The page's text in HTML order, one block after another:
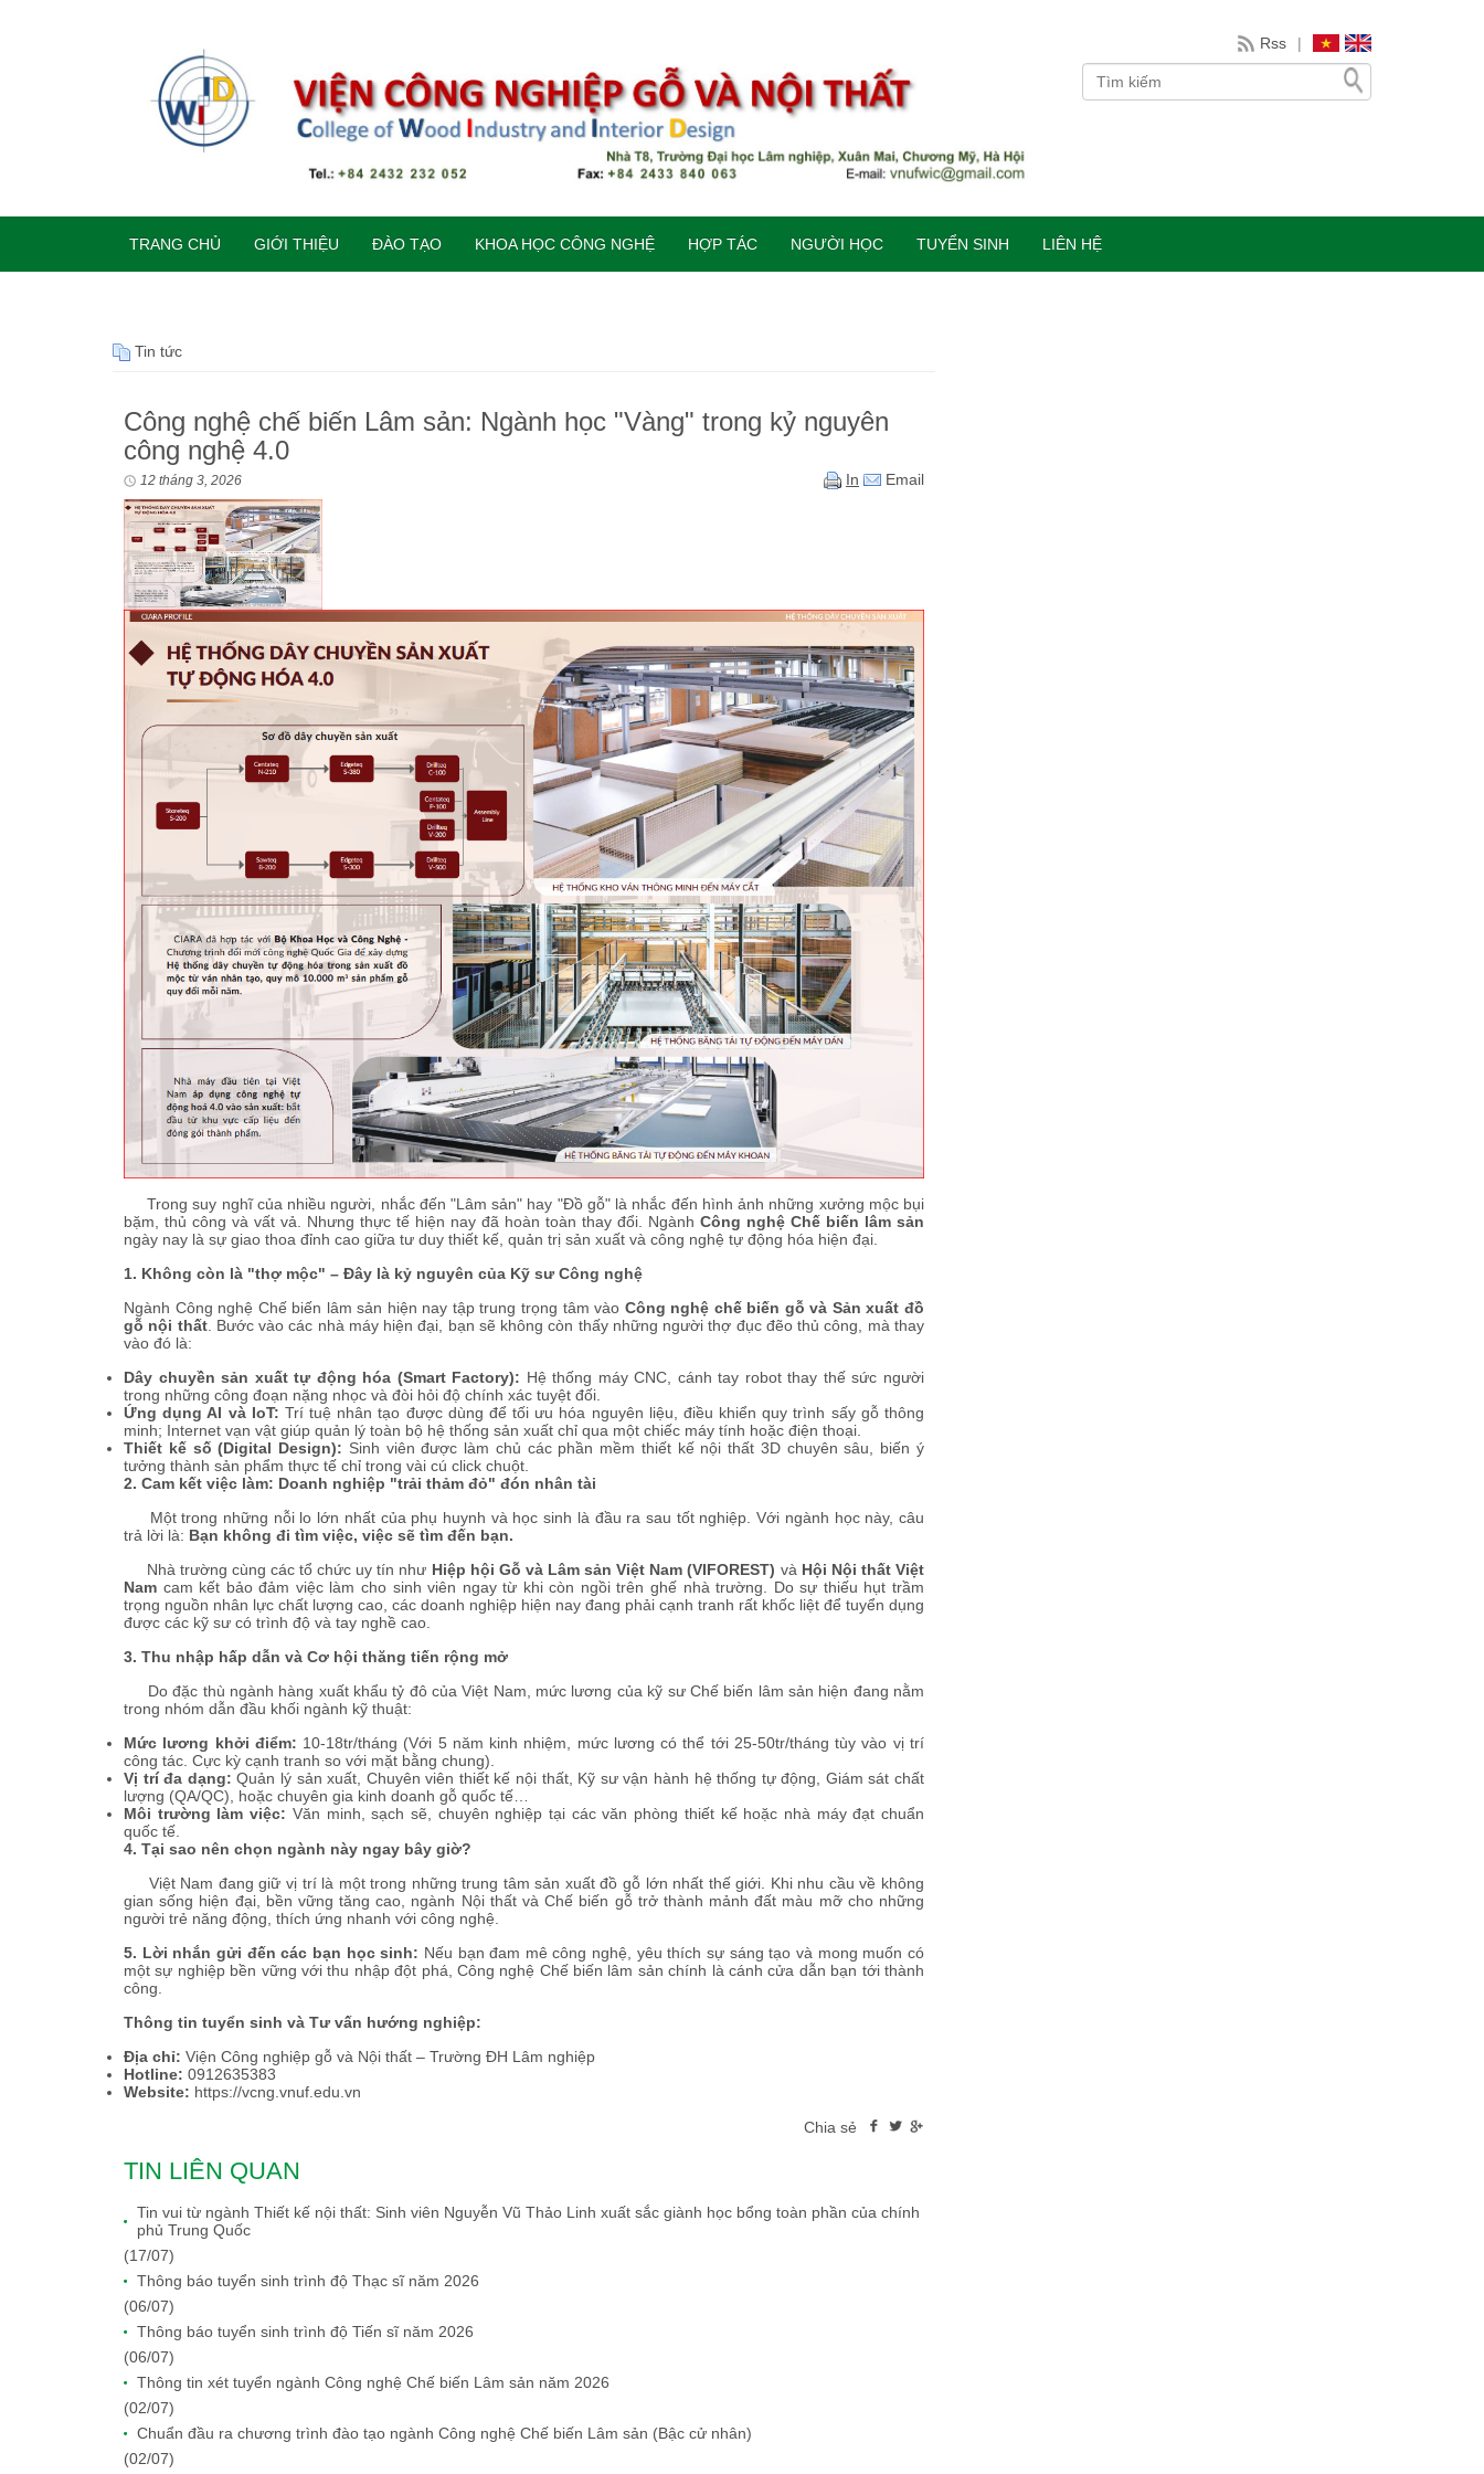
Rss |
TRANG CHỦ GIỚI THIỆU ĐÀO TẠO KHOA HỌC CÔNG NGHỆ HỢP TÁC NGƯỜI HỌC TUYỂN SINH LIÊN HỆ
Tin tức
Công nghệ chế biến Lâm sản: Ngành học "Vàng" trong kỷ nguyên
công nghệ 4.0
12 tháng 3, 2026 In Email
Trong suy nghĩ của nhiều người, nhắc đến "Lâm sản" hay "Đồ gỗ" là nhắc đến hình ảnh những xưởng mộc bụi
bặm, thủ công và vất vả. Nhưng thực tế hiện nay đã hoàn toàn thay đổi. Ngành Công nghệ Chế biến lâm sản
ngày nay là sự giao thoa đỉnh cao giữa tư duy thiết kế, quản trị sản xuất và công nghệ tự động hóa hiện đại.
1. Không còn là "thợ mộc" – Đây là kỷ nguyên của Kỹ sư Công nghệ
Ngành Công nghệ Chế biến lâm sản hiện nay tập trung trọng tâm vào Công nghệ chế biến gỗ và Sản xuất đồ
gỗ nội thất. Bước vào các nhà máy hiện đại, bạn sẽ không còn thấy những người thợ đục đẽo thủ công, mà thay
vào đó là:
Dây chuyền sản xuất tự động hóa (Smart Factory): Hệ thống máy CNC, cánh tay robot thay thế sức người
trong những công đoạn nặng nhọc và đòi hỏi độ chính xác tuyệt đối.
Ứng dụng AI và IoT: Trí tuệ nhân tạo được dùng để tối ưu hóa nguyên liệu, điều khiển quy trình sấy gỗ thông
minh; Internet vạn vật giúp quản lý toàn bộ hệ thống sản xuất chỉ qua một chiếc máy tính hoặc điện thoại.
Thiết kế số (Digital Design): Sinh viên được làm chủ các phần mềm thiết kế nội thất 3D chuyên sâu, biến ý
tưởng thành sản phẩm thực tế chỉ trong vài cú click chuột.
2. Cam kết việc làm: Doanh nghiệp "trải thảm đỏ" đón nhân tài
Một trong những nỗi lo lớn nhất của phụ huynh và học sinh là đầu ra sau tốt nghiệp. Với ngành học này, câu
trả lời là: Bạn không đi tìm việc, việc sẽ tìm đến bạn.
Nhà trường cùng các tổ chức uy tín như Hiệp hội Gỗ và Lâm sản Việt Nam (VIFOREST) và Hội Nội thất Việt
Nam cam kết bảo đảm việc làm cho sinh viên ngay từ khi còn ngồi trên ghế nhà trường. Do sự thiếu hụt trầm
trọng nguồn nhân lực chất lượng cao, các doanh nghiệp hiện nay đang phải cạnh tranh rất khốc liệt để tuyển dụng
được các kỹ sư có trình độ và tay nghề cao.
3. Thu nhập hấp dẫn và Cơ hội thăng tiến rộng mở
Do đặc thù ngành hàng xuất khẩu tỷ đô của Việt Nam, mức lương của kỹ sư Chế biến lâm sản hiện đang nằm
trong nhóm dẫn đầu khối ngành kỹ thuật:
Mức lương khởi điểm: 10-18tr/tháng (Với 5 năm kinh nhiệm, mức lương có thể tới 25-50tr/tháng tùy vào vị trí
công tác. Cực kỳ cạnh tranh so với mặt bằng chung).
Vị trí đa dạng: Quản lý sản xuất, Chuyên viên thiết kế nội thất, Kỹ sư vận hành hệ thống tự động, Giám sát chất
lượng (QA/QC), hoặc chuyên gia kinh doanh gỗ quốc tế…
Môi trường làm việc: Văn minh, sạch sẽ, chuyên nghiệp tại các văn phòng thiết kế hoặc nhà máy đạt chuẩn
quốc tế.
4. Tại sao nên chọn ngành này ngay bây giờ?
Việt Nam đang giữ vị trí là một trong những trung tâm sản xuất đồ gỗ lớn nhất thế giới. Khi nhu cầu về không
gian sống hiện đại, bền vững tăng cao, ngành Nội thất và Chế biến gỗ trở thành mảnh đất màu mỡ cho những
người trẻ năng động, thích ứng nhanh với công nghệ.
5. Lời nhắn gửi đến các bạn học sinh: Nếu bạn đam mê công nghệ, yêu thích sự sáng tạo và mong muốn có
một sự nghiệp bền vững với thu nhập đột phá, Công nghệ Chế biến lâm sản chính là cánh cửa dẫn bạn tới thành
công.
Thông tin tuyển sinh và Tư vấn hướng nghiệp:
Địa chỉ: Viện Công nghiệp gỗ và Nội thất – Trường ĐH Lâm nghiệp
Hotline: 0912635383
Website: https://vcng.vnuf.edu.vn
Chia sẻ
TIN LIÊN QUAN
Tin vui từ ngành Thiết kế nội thất: Sinh viên Nguyễn Vũ Thảo Linh xuất sắc giành học bổng toàn phần của chính
phủ Trung Quốc
(17/07)
Thông báo tuyển sinh trình độ Thạc sĩ năm 2026
(06/07)
Thông báo tuyển sinh trình độ Tiến sĩ năm 2026
(06/07)
Thông tin xét tuyển ngành Công nghệ Chế biến Lâm sản năm 2026
(02/07)
Chuẩn đầu ra chương trình đào tạo ngành Công nghệ Chế biến Lâm sản (Bậc cử nhân)
(02/07)